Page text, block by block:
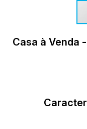
Casa à Venda